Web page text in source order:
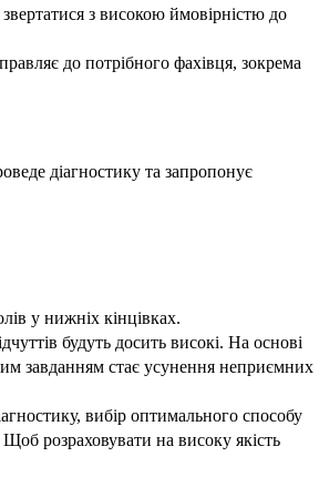
з високою ймовірністю до
до потрібного фахівця, зокрема
діагностику та запропонує
у нижніх кінцівках.
будуть досить високі. На основі
завданням стає усунення неприємних
вибір оптимального способу
розраховувати на високу якість